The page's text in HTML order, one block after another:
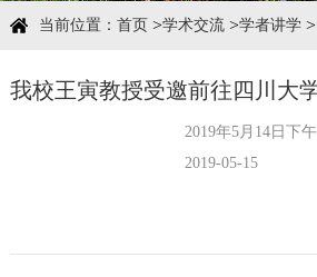
学术交流
学术平台
当前位置： 首页>学术交流>学者讲学>
2019-05-15